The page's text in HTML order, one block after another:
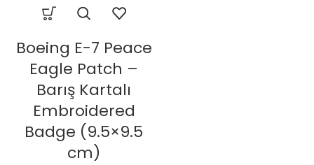
Boeing E-7 Peace
Eagle Patch –
Barış Kartalı
Embroidered
Badge (9.5×9.5
cm)